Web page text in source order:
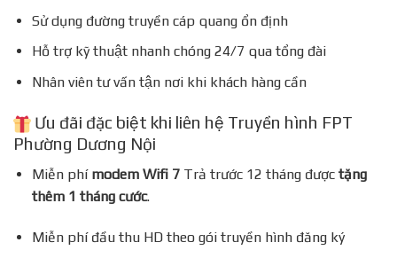
Sử dụng đường truyền cáp quang ổn định
Hỗ trợ kỹ thuật nhanh chóng 24/7 qua tổng đài
Nhân viên tư vấn tận nơi khi khách hàng cần
Ưu đãi đặc biệt khi liên hệ Truyền hình FPT
Phường Dương Nội
Miễn phí modem Wifi 7Trả trước 12 tháng được tặng
thêm 1 tháng cước.
Miễn phí đầu thu HD theo gói truyền hình đăng ký